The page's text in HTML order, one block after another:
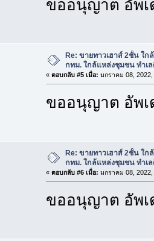
ขออนุญาต อัพเ
Re: ขายทาวเฮาส์ 2ชั้น ใก
กทม. ใกล้แหล่งชุมชน ทำเ
« ตอบกลับ #5 เมื่อ: มกราคม 08, 2022,
ขออนุญาต อัพเ
Re: ขายทาวเฮาส์ 2ชั้น ใก
กทม. ใกล้แหล่งชุมชน ทำเ
« ตอบกลับ #6 เมื่อ: มกราคม 08, 2022,
ขออนุญาต อัพเ